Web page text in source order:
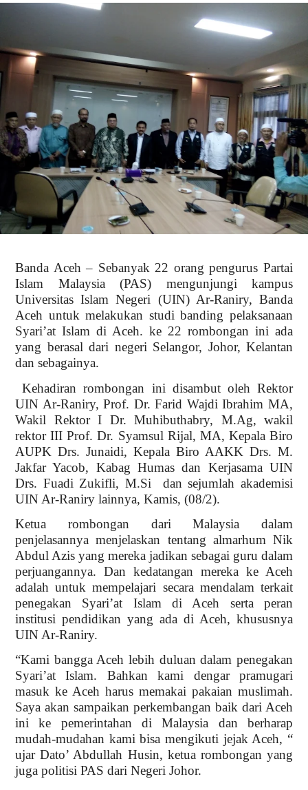
Banda Aceh – Sebanyak 22 orang pengurus Partai
Islam Malaysia (PAS) mengunjungi kampus
Universitas Islam Negeri (UIN) Ar-Raniry, Banda
Aceh untuk melakukan studi banding pelaksanaan
Syari’at Islam di Aceh. ke 22 rombongan ini ada
yang berasal dari negeri Selangor, Johor, Kelantan
dan sebagainya.
Kehadiran rombongan ini disambut oleh Rektor
UIN Ar-Raniry, Prof. Dr. Farid Wajdi Ibrahim MA,
Wakil Rektor I Dr. Muhibuthabry, M.Ag, wakil
rektor III Prof. Dr. Syamsul Rijal, MA, Kepala Biro
AUPK Drs. Junaidi, Kepala Biro AAKK Drs. M.
Jakfar Yacob, Kabag Humas dan Kerjasama UIN
Drs. Fuadi Zukifli, M.Si dan sejumlah akademisi
UIN Ar-Raniry lainnya, Kamis, (08/2).
Ketua rombongan dari Malaysia dalam
penjelasannya menjelaskan tentang almarhum Nik
Abdul Azis yang mereka jadikan sebagai guru dalam
perjuangannya. Dan kedatangan mereka ke Aceh
adalah untuk mempelajari secara mendalam terkait
penegakan Syari’at Islam di Aceh serta peran
institusi pendidikan yang ada di Aceh, khususnya
UIN Ar-Raniry.
“Kami bangga Aceh lebih duluan dalam penegakan
Syari’at Islam. Bahkan kami dengar pramugari
masuk ke Aceh harus memakai pakaian muslimah.
Saya akan sampaikan perkembangan baik dari Aceh
ini ke pemerintahan di Malaysia dan berharap
mudah-mudahan kami bisa mengikuti jejak Aceh, “
ujar Dato’ Abdullah Husin, ketua rombongan yang
juga politisi PAS dari Negeri Johor.